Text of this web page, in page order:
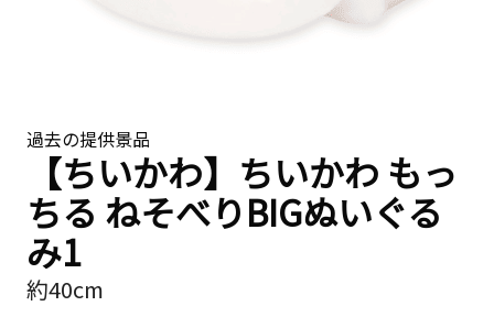
過去の提供景品
【ちいかわ】ちいかわ もっ
ちる ねそべりBIGぬいぐる
み1
約40cm